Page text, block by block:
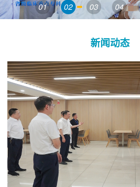
01 02 03 04
新闻动态